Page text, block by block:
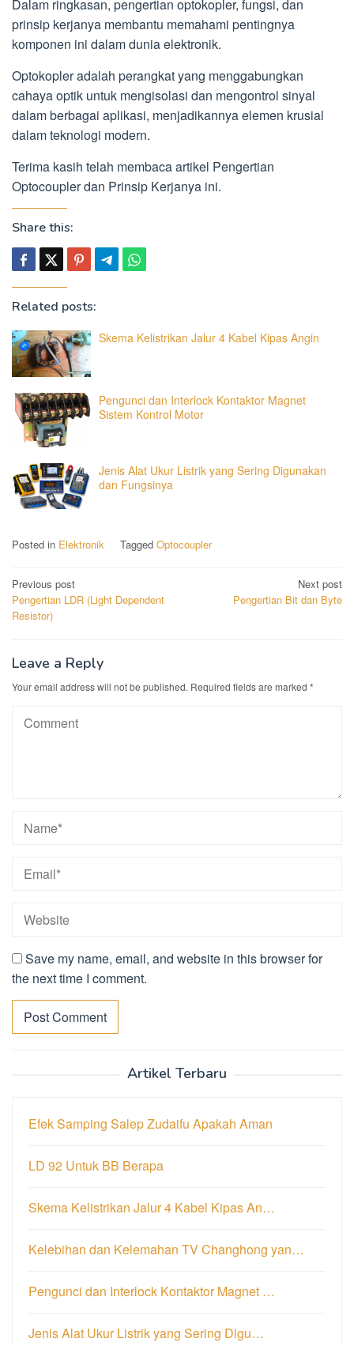
Dalam ringkasan, pengertian optokopler, fungsi, dan
prinsip kerjanya membantu memahami pentingnya
komponen ini dalam dunia elektronik.
Optokopler adalah perangkat yang menggabungkan
cahaya optik untuk mengisolasi dan mengontrol sinyal
dalam berbagai aplikasi, menjadikannya elemen krusial
dalam teknologi modern.
Terima kasih telah membaca artikel Pengertian
Optocoupler dan Prinsip Kerjanya ini.
Share this:
Related posts:
Skema Kelistrikan Jalur 4 Kabel Kipas Angin
Pengunci dan Interlock Kontaktor Magnet
Sistem Kontrol Motor
Jenis Alat Ukur Listrik yang Sering Digunakan
dan Fungsinya
Posted in Elektronik Tagged Optocoupler
Post
navigation
Previous post
Pengertian LDR (Light Dependent
Resistor)
Next post
Pengertian Bit dan Byte
Leave a Reply
Your email address will not be published. Required fields are marked *
Save my name, email, and website in this browser for
the next time I comment.
Artikel Terbaru
Efek Samping Salep Zudaifu Apakah Aman
LD 92 Untuk BB Berapa
Skema Kelistrikan Jalur 4 Kabel Kipas An…
Kelebihan dan Kelemahan TV Changhong yan…
Pengunci dan Interlock Kontaktor Magnet …
Jenis Alat Ukur Listrik yang Sering Digu…